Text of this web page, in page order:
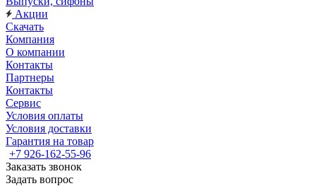
Акции
Скачать
Компания
О компании
Контакты
Партнеры
Контакты
Сервис
Условия оплаты
Условия доставки
Гарантия на товар
+7 926-162-55-96
Заказать звонок
Задать вопрос